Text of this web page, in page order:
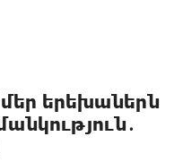
երեխաներն